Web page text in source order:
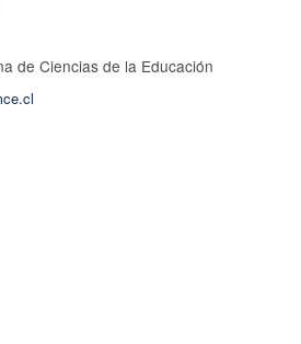
de Ciencias de la Educación